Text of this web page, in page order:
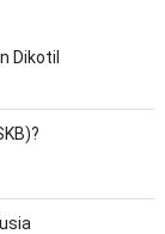
Dikotil